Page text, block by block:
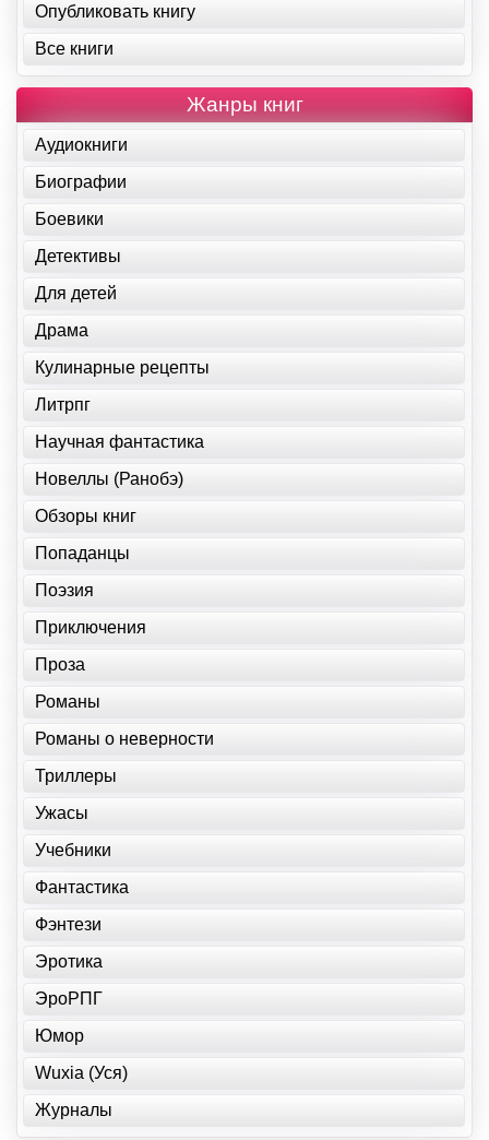
Опубликовать книгу
Все книги
Жанры книг
Аудиокниги
Биографии
Боевики
Детективы
Для детей
Драма
Кулинарные рецепты
Литрпг
Научная фантастика
Новеллы (Ранобэ)
Обзоры книг
Попаданцы
Поэзия
Приключения
Проза
Романы
Романы о неверности
Триллеры
Ужасы
Учебники
Фантастика
Фэнтези
Эротика
ЭроРПГ
Юмор
Wuxia (Уся)
Журналы